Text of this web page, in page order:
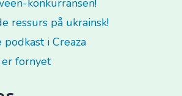
konkurransen!
ressurs på ukrainsk!
i Creaza
fornyet